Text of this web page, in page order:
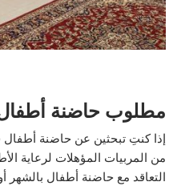
مطلوب حاضنة
إذا كنتِ تبحثين عن حاضنة
من المربيات المؤهلات لرعاية
التعاقد مع حاضنة أطفال